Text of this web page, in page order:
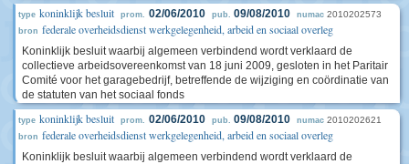
type koninklijk besluit prom. 02/06/2010 pub. 09/08/2010 numac 2010202573
bron federale overheidsdienst werkgelegenheid, arbeid en sociaal overleg
Koninklijk besluit waarbij algemeen verbindend wordt verklaard de
collectieve arbeidsovereenkomst van 18 juni 2009, gesloten in het Paritair
Comité voor het garagebedrijf, betreffende de wijziging en coördinatie van
de statuten van het sociaal fonds
type koninklijk besluit prom. 02/06/2010 pub. 09/08/2010 numac 2010202621
bron federale overheidsdienst werkgelegenheid, arbeid en sociaal overleg
Koninklijk besluit waarbij algemeen verbindend wordt verklaard de